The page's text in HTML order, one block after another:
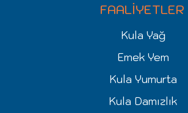
FAALİYETLER
Kula Yağ
Emek Yem
Kula Yumurta
Kula Damızlık